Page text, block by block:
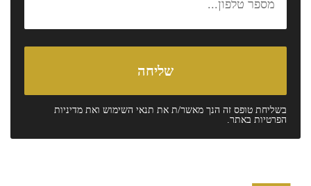
בשליחת טופס זה הנך מאשר/ת את תנאי השימוש ואת מדיניות
הפרטיות באתר.